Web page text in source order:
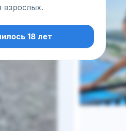
взрослых.
18 лет